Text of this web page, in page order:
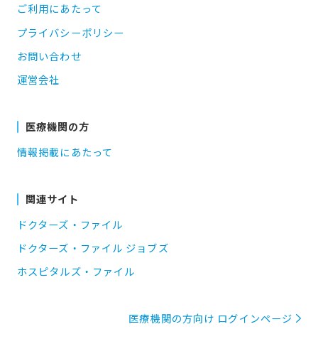
ご利用にあたって
プライバシーポリシー
お問い合わせ
運営会社
医療機関の方
情報掲載にあたって
関連サイト
ドクターズ・ファイル
ドクターズ・ファイル ジョブズ
ホスピタルズ・ファイル
医療機関の方向け ログインページ